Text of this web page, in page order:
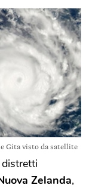
Gita visto da satellite
Zelanda,